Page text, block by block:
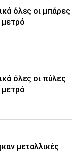
όλες οι μπάρες
όλες οι πύλες
μεταλλικές